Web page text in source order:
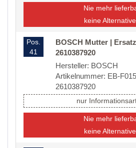
Nie mehr
keine
Pos.
41
BOSCH Mutter |
2610387920
Hersteller: BOSCH
Artikelnummer: EB-
2610387920
nur
Nie mehr
keine